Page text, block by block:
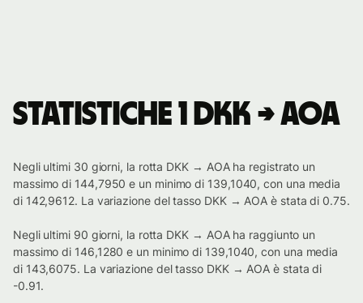
Statistiche 1 DKK → AOA
Negli ultimi 30 giorni, la rotta DKK → AOA ha registrato un
massimo di 144,7950 e un minimo di 139,1040, con una media
di 142,9612. La variazione del tasso DKK → AOA è stata di 0.75.
Negli ultimi 90 giorni, la rotta DKK → AOA ha raggiunto un
massimo di 146,1280 e un minimo di 139,1040, con una media
di 143,6075. La variazione del tasso DKK → AOA è stata di
-0.91.